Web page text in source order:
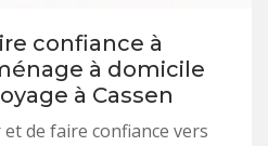
confiance à
à domicile
à Cassen
de faire confiance vers